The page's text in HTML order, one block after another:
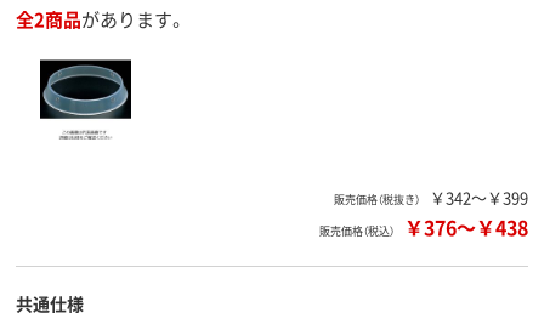
全2商品があります。
販売価格（税抜き） ￥342～￥399
販売価格（税込） ￥376～￥438
共通仕様